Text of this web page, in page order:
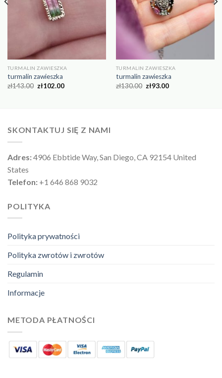
TURMALIN ZAWIESZKA
turmalin zawieszka
zł143.00 zł102.00
TURMALIN ZAWIESZKA
turmalin zawieszka
zł130.00 zł93.00
SKONTAKTUJ SIĘ Z NAMI
Adres:4906 Ebbtide Way, San Diego, CA 92154 United
States
Telefon: +1 646 868 9032
POLITYKA
Polityka prywatności
Polityka zwrotów i zwrotów
Regulamin
Informacje
METODA PŁATNOŚCI